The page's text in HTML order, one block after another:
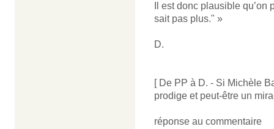
Il est donc plausible
sait pas plus." »
D.
[ De PP à D. - Si Michèle
prodige et peut-être un
réponse au commentaire